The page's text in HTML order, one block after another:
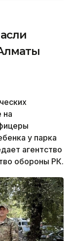
на
у парка
агентство
обороны РК.